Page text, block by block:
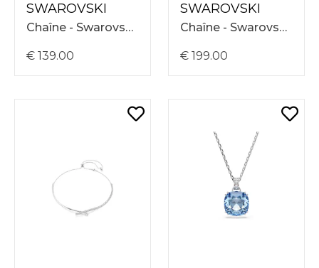
SWAROVSKI
Chaîne - Swarovski Una Necklace 38-45 5758061
€ 139.00
SWAROVSKI
Chaîne - Swarovski Mesmera Necklace V-Shape 38-45 5747931
€ 199.00